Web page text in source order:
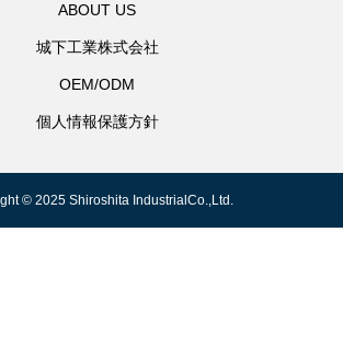
ABOUT US
城下工業株式会社
OEM/ODM
個人情報保護方針
© 2025 Shiroshita IndustrialCo.,Ltd.